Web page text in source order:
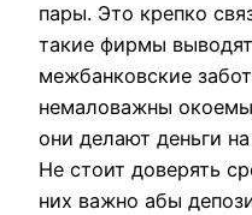
пары. Это крепко
такие фирмы
межбанковские
немаловажны
они делают деньги
Не стоит доверять
них важно абы